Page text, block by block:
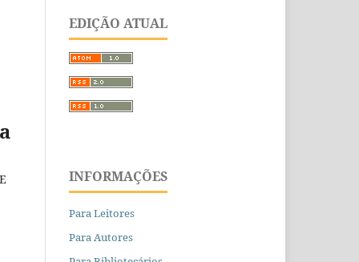
EDIÇÃO ATUAL
INFORMAÇÕES
Para Leitores
Para Autores